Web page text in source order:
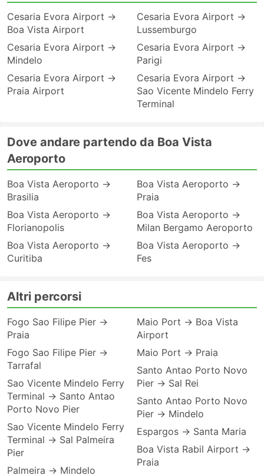
Cesaria Evora Airport →
Boa Vista Airport
Cesaria Evora Airport →
Mindelo
Cesaria Evora Airport →
Praia Airport
Cesaria Evora Airport →
Lussemburgo
Cesaria Evora Airport →
Parigi
Cesaria Evora Airport →
Sao Vicente Mindelo Ferry
Terminal
Dove andare partendo da Boa Vista
Aeroporto
Boa Vista Aeroporto →
Brasilia
Boa Vista Aeroporto →
Florianopolis
Boa Vista Aeroporto →
Curitiba
Boa Vista Aeroporto →
Praia
Boa Vista Aeroporto →
Milan Bergamo Aeroporto
Boa Vista Aeroporto →
Fes
Altri percorsi
Fogo Sao Filipe Pier →
Praia
Fogo Sao Filipe Pier →
Tarrafal
Sao Vicente Mindelo Ferry
Terminal → Santo Antao
Porto Novo Pier
Sao Vicente Mindelo Ferry
Terminal → Sal Palmeira
Pier
Palmeira → Mindelo
Maio Port → Boa Vista
Airport
Maio Port → Praia
Santo Antao Porto Novo
Pier → Sal Rei
Santo Antao Porto Novo
Pier → Mindelo
Espargos → Santa Maria
Boa Vista Rabil Airport →
Praia